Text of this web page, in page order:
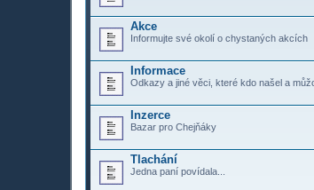
Akce
Informujte své okolí o chystaných akcích
Informace
Odkazy a jiné věci, které kdo našel a
Inzerce
Bazar pro Chejňáky
Tlachání
Jedna paní povídala...